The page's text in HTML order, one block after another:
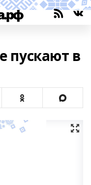
пускают в